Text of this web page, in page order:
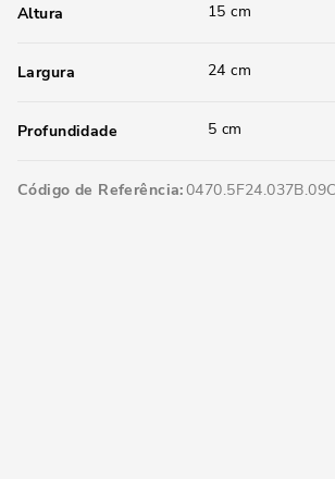
Altura 15 cm
Largura 24 cm
Profundidade 5 cm
Código de Referência